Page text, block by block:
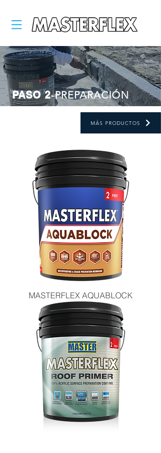
PASO 2-PREPARACIÓN
MÁS PRODUCTOS
MASTERFLEX AQUABLOCK